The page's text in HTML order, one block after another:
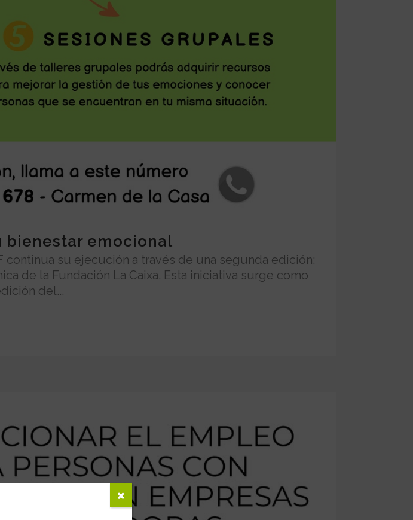
bienestar emocional
continua su ejecución a través de una segunda edición:
de la Fundación La Caixa. Esta iniciativa surge como
del...